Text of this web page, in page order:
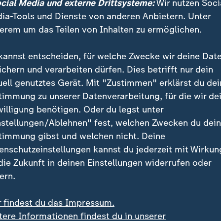
und die CDU/CSU auf 31 Prozent (minus 2).
die FDP würde 3 Prozent (minus 1),
vier Prozent (plus 1) erreichen. Das BSW läge
anderen Parteien erhielten zusammen neun
Partei, die mindestens drei Prozent erzielen würde.
politisch wahrscheinlichen Koalitionen für eine
für eine Regierung aus Union und Grünen
Koalition verliert an
den Befragten zur Bewertung vorgelegten
für die Zeit nach der Bundestagswahl, findet
Eine von der CDU/CSU geführte
noch am häufigsten als gut bewertet, aber 52
(egal: 14 Prozent). Im Oktober gab es für
Media und externe Drittsysteme:Wir nutzen
Tools und Dienste von anderen Anbietern. Unter
um das Teilen von Inhalten zu ermöglichen.
entscheiden, für welche Zwecke wir deine
und verarbeiten dürfen. Dies betrifft nur dein
genutztes Gerät. Mit "Zustimmen" erklärst du
zu unserer Datenverarbeitung, für die wir
benötigen. Oder du legst unter
Ablehnen" fest, welchen Zwecken du
gibst und welchen nicht. Deine
kannst du jederzeit mit
Zukunft in deinen Einstellungen widerrufen oder
findest du das Impressum.
Informationen findest du in unserer